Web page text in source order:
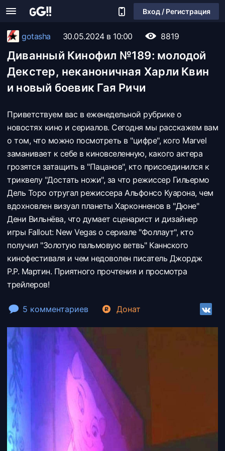
Вход / Регистрация
gotasha 30.05.2024 в 10:00 8819
Диванный Кинофил №189: молодой
Декстер, неканоничная Харли Квин
и новый боевик Гая Ричи
Приветствуем вас в еженедельной рубрике о
новостях кино и сериалов. Сегодня мы расскажем вам
о том, что можно посмотреть в "цифре", кого Marvel
заманивает к себе в киновселенную, какого актера
грозятся затащить в "Пацанов", кто присоединился к
триквелу "Достать ножи", за что режиссер Гильермо
Дель Торо отругал режиссера Альфонсо Куарона, чем
вдохновлен визуал планеты Харконненов в "Дюне"
Дени Вильнёва, что думает сценарист и дизайнер
игры Fallout: New Vegas о сериале "Фоллаут", кто
получил "Золотую пальмовую ветвь" Каннского
кинофестиваля и чем недоволен писатель Джордж
Р.Р. Мартин. Приятного прочтения и просмотра
трейлеров!
5 комментариев Донат